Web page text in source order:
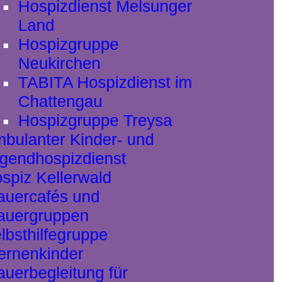
Hospizdienst Melsunger
Land
Hospizgruppe
Neukirchen
TABITA Hospizdienst im
Chattengau
Hospizgruppe Treysa
Kinder- und
Kellerwald
und
für